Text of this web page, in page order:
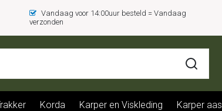
Vandaag voor 14:00uur besteld = Vandaag
verzonden
Korda Karper en Viskleding Karper aas